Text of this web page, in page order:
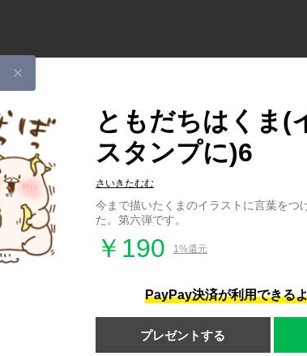
ともだちはくま(
スタンプに)6
さいきたむむ
今まで描いたくまのイラストに言葉をつ
た。第六弾です。
￥190 1%還元
PayPay決済が利用できる
プレゼントする